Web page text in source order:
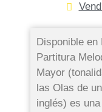
Disponible en
Partitura
Mayor
las Olas de
inglés) es